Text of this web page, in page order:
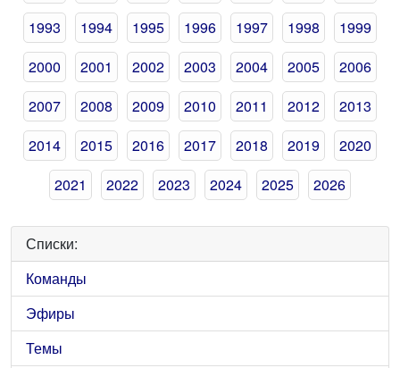
1993
1994 1995 1996 1997 1998
1999
2000
2001 2002 2003 2004 2005
2006
2007
2008 2009 2010 2011 2012
2013
2014
2015 2016 2017 2018 2019
2020
2021
2022 2023 2024 2025 2026
Списки:
Команды
Эфиры
Темы